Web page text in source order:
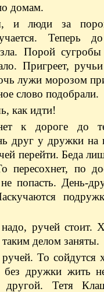
домам.
и люди за
Теперь
Порой
Пригреет,
лужи морозом
слово подобрали.
как идти!
к дороге до
друг у дружки на
перейти. Беда
по
попасть. День-
ручей стоит.
делом заняты.
То сойдутся
без дружки жить
Тетя